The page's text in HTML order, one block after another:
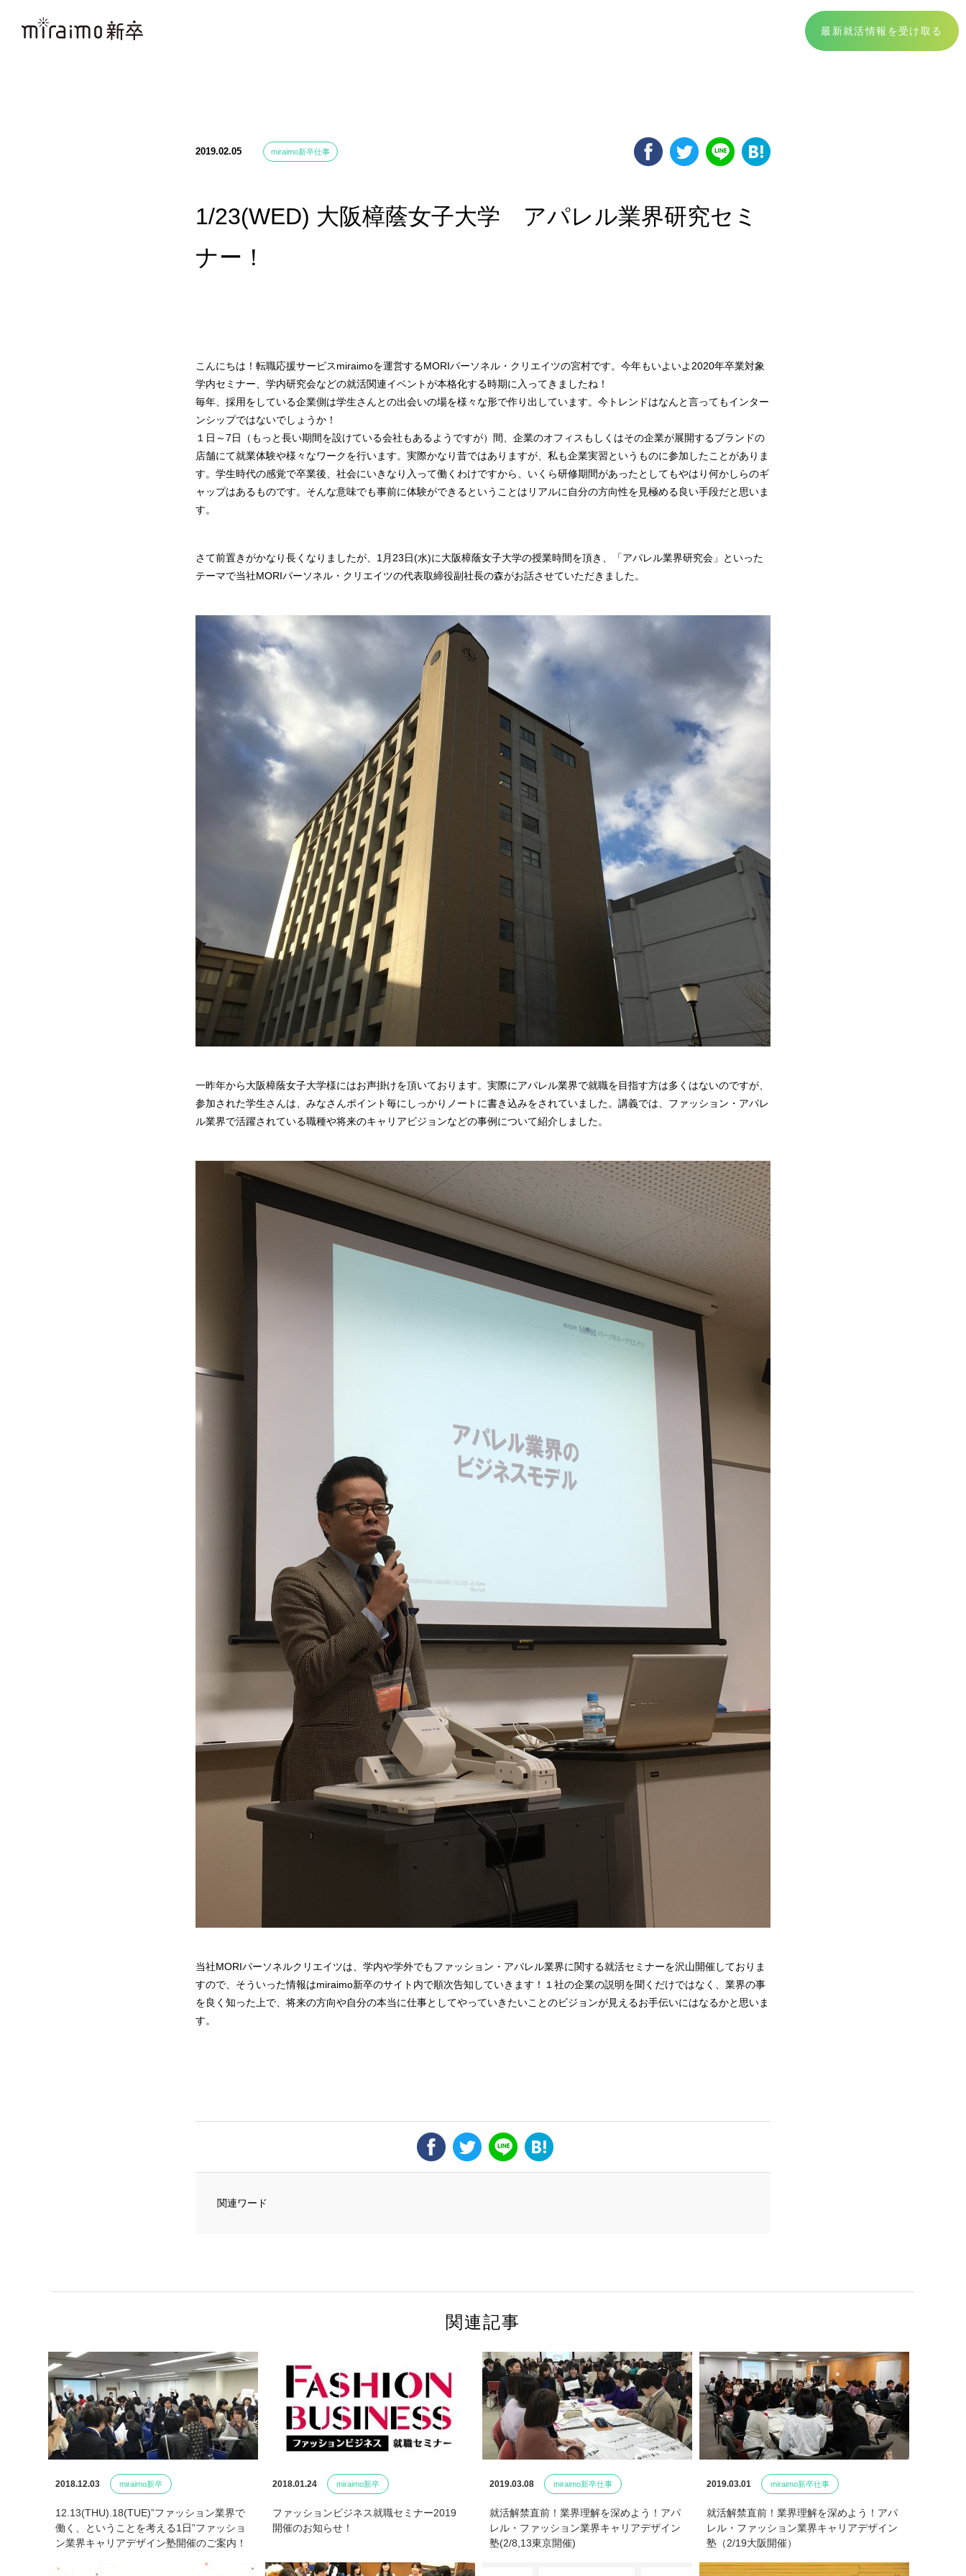
最新就活情報を受け取る
2019.02.05 miraimo新卒仕事
1/23(WED) 大阪樟蔭女子大学 アパレル業界研究セミ
ナー！
こんにちは！転職応援サービスmiraimoを運営するMORIパーソネル・クリエイツの宮村です。今年もいよいよ2020年卒業対象
学内セミナー、学内研究会などの就活関連イベントが本格化する時期に入ってきましたね！
毎年、採用をしている企業側は学生さんとの出会いの場を様々な形で作り出しています。今トレンドはなんと言ってもインター
ンシップではないでしょうか！
１日～7日（もっと長い期間を設けている会社もあるようですが）間、企業のオフィスもしくはその企業が展開するブランドの
店舗にて就業体験や様々なワークを行います。実際かなり昔ではありますが、私も企業実習というものに参加したことがありま
す。学生時代の感覚で卒業後、社会にいきなり入って働くわけですから、いくら研修期間があったとしてもやはり何かしらのギ
ャップはあるものです。そんな意味でも事前に体験ができるということはリアルに自分の方向性を見極める良い手段だと思いま
す。
さて前置きがかなり長くなりましたが、1月23日(水)に大阪樟蔭女子大学の授業時間を頂き、「アパレル業界研究会」といった
テーマで当社MORIパーソネル・クリエイツの代表取締役副社長の森がお話させていただきました。
一昨年から大阪樟蔭女子大学様にはお声掛けを頂いております。実際にアパレル業界で就職を目指す方は多くはないのですが、
参加された学生さんは、みなさんポイント毎にしっかりノートに書き込みをされていました。講義では、ファッション・アパレ
ル業界で活躍されている職種や将来のキャリアビジョンなどの事例について紹介しました。
当社MORIパーソネルクリエイツは、学内や学外でもファッション・アパレル業界に関する就活セミナーを沢山開催しておりま
すので、そういった情報はmiraimo新卒のサイト内で順次告知していきます！１社の企業の説明を聞くだけではなく、業界の事
を良く知った上で、将来の方向や自分の本当に仕事としてやっていきたいことのビジョンが見えるお手伝いにはなるかと思いま
す。
関連ワード
関連記事
2018.12.03 miraimo新卒
12.13(THU).18(TUE)”ファッション業界で
働く、ということを考える1日”ファッショ
ン業界キャリアデザイン塾開催のご案内！
2018.01.24 miraimo新卒
ファッションビジネス就職セミナー2019
開催のお知らせ！
2019.03.08 miraimo新卒仕事
就活解禁直前！業界理解を深めよう！アパ
レル・ファッション業界キャリアデザイン
塾(2/8,13東京開催)
2019.03.01 miraimo新卒仕事
就活解禁直前！業界理解を深めよう！アパ
レル・ファッション業界キャリアデザイン
塾（2/19大阪開催）